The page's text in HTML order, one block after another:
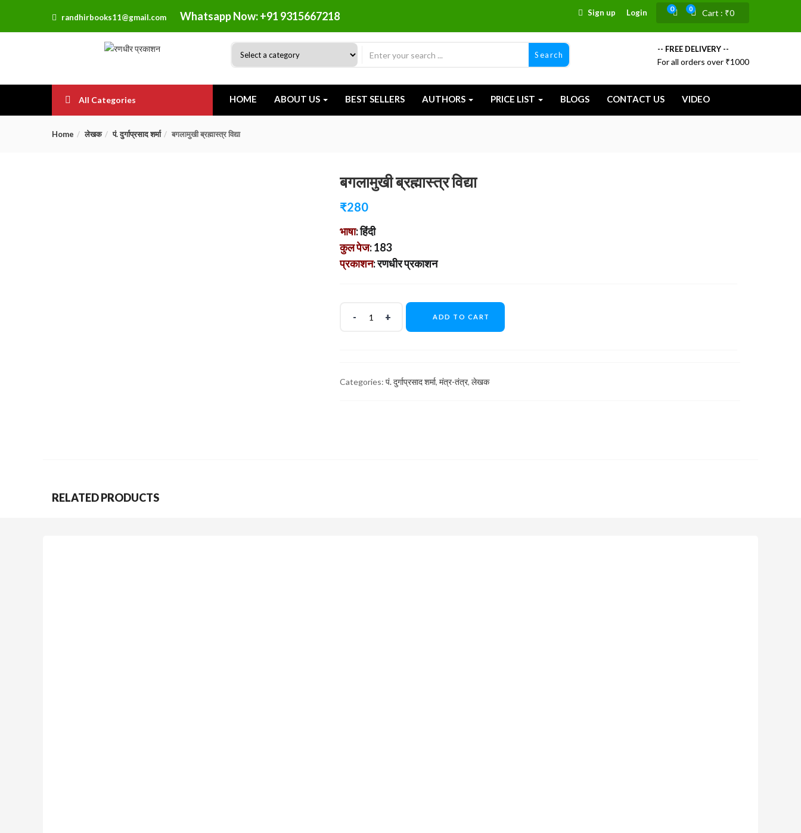
randhirbooks11@gmail.com Whatsapp Now: +91 9315667218 Cart : ₹0
0
0
Sign up Login
Search
-- FREE DELIVERY --
For all orders over ₹1000
All Categories HOME ABOUT US BEST SELLERS AUTHORS PRICE LIST BLOGS CONTACT US VIDEO
Home लेखक पं. दुर्गाप्रसाद शर्मा बगलामुखी ब्रह्मास्त्र विद्या
बगलामुखी ब्रह्मास्त्र विद्या
₹280
भाषा: हिंदी
कुल पेज: 183
प्रकाशन: रणधीर प्रकाशन
ADD TO CART
Categories: पं. दुर्गाप्रसाद शर्मा, मंत्र-तंत्र, लेखक
RELATED PRODUCTS